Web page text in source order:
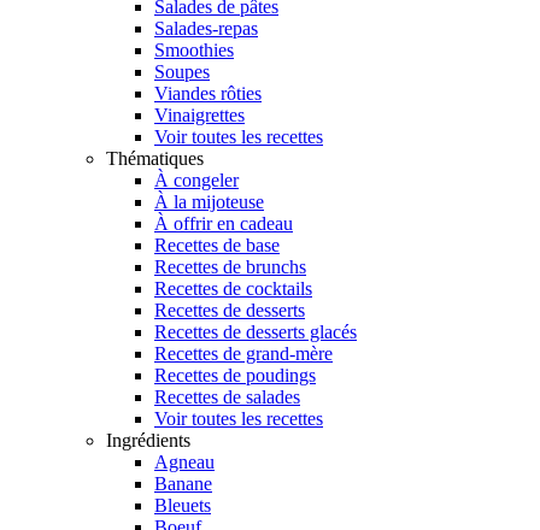
Salades de pâtes
Salades-repas
Smoothies
Soupes
Viandes rôties
Vinaigrettes
Voir toutes les recettes
Thématiques
À congeler
À la mijoteuse
À offrir en cadeau
Recettes de base
Recettes de brunchs
Recettes de cocktails
Recettes de desserts
Recettes de desserts glacés
Recettes de grand-mère
Recettes de poudings
Recettes de salades
Voir toutes les recettes
Ingrédients
Agneau
Banane
Bleuets